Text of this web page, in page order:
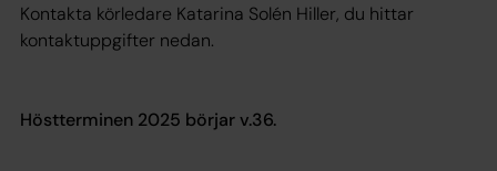
Kontakta körledare Katarina Solén Hiller, du hittar
kontaktuppgifter nedan.
Höstterminen 2025 börjar v.36.